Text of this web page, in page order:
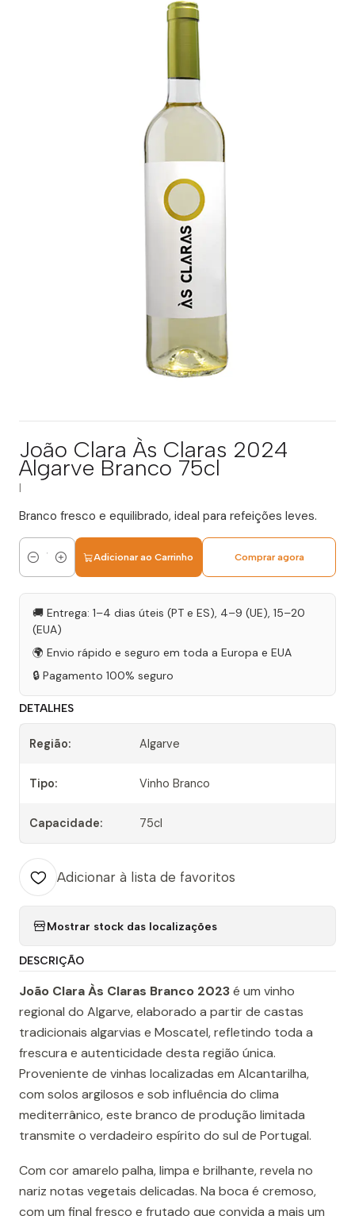
João Clara Às Claras 2024
Algarve Branco 75cl
Branco fresco e equilibrado, ideal para refeições leves.
Quantidade
Adicionar ao Carrinho Comprar agora
🚚 Entrega: 1–4 dias úteis (PT e ES), 4–9 (UE), 15–20
(EUA)
🌍 Envio rápido e seguro em toda a Europa e EUA
🔒 Pagamento 100% seguro
DETALHES
Região: Algarve
Tipo: Vinho Branco
Capacidade: 75cl
Adicionar à lista de favoritos
Mostrar stock das localizações
DESCRIÇÃO
João Clara Às Claras Branco 2023é um vinho
regional do Algarve, elaborado a partir de castas
tradicionais algarvias e Moscatel, refletindo toda a
frescura e autenticidade desta região única.
Proveniente de vinhas localizadas em Alcantarilha,
com solos argilosos e sob influência do clima
mediterrânico, este branco de produção limitada
transmite o verdadeiro espírito do sul de Portugal.
Com cor amarelo palha, limpa e brilhante, revela no
nariz notas vegetais delicadas. Na boca é cremoso,
com um final fresco e frutado que convida a mais um